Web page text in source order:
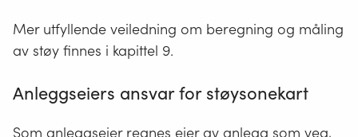
tråd
definisjonene
i
ISO
kun
inneholder
skal virke overlappende for ulike typer anlegg;
den tidsmidlede grenseverdien og
dimensjonerende forskytebanerFaste
med
Mer utfyllende veiledning om beregning og måling
av støy finnes i kapittel 9.
Anleggseiers ansvar for støysonekart
Som anleggseier regnes eier av anlegg som veg,